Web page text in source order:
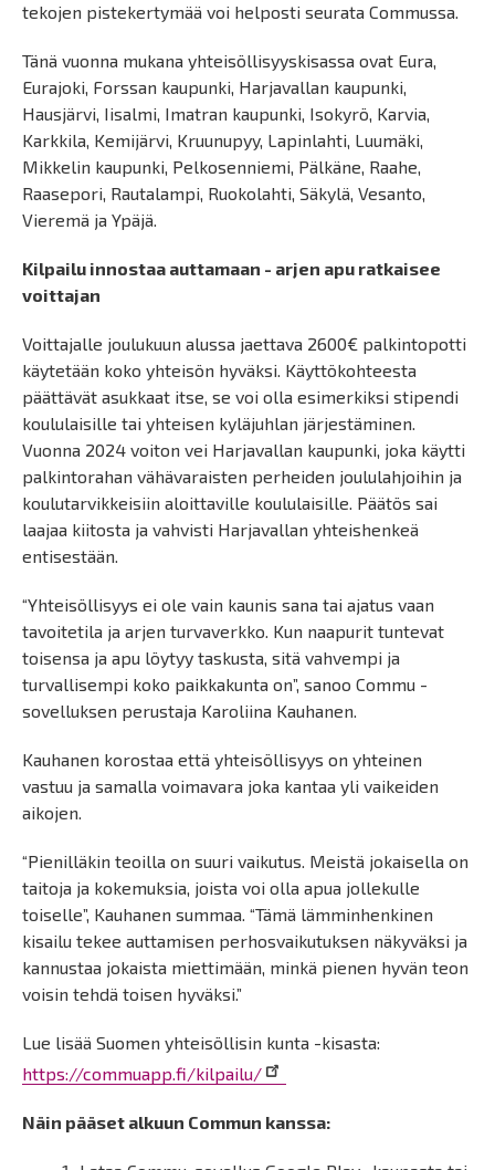
tekojen pistekertymää voi helposti seurata Commussa.
Tänä vuonna mukana yhteisöllisyyskisassa ovat Eura,
Eurajoki, Forssan kaupunki, Harjavallan kaupunki,
Hausjärvi, Iisalmi, Imatran kaupunki, Isokyrö, Karvia,
Karkkila, Kemijärvi, Kruunupyy, Lapinlahti, Luumäki,
Mikkelin kaupunki, Pelkosenniemi, Pälkäne, Raahe,
Raasepori, Rautalampi, Ruokolahti, Säkylä, Vesanto,
Vieremä ja Ypäjä.
Kilpailu innostaa auttamaan - arjen apu ratkaisee
voittajan
Voittajalle joulukuun alussa jaettava 2600€ palkintopotti
käytetään koko yhteisön hyväksi. Käyttökohteesta
päättävät asukkaat itse, se voi olla esimerkiksi stipendi
koululaisille tai yhteisen kyläjuhlan järjestäminen.
Vuonna 2024 voiton vei Harjavallan kaupunki, joka käytti
palkintorahan vähävaraisten perheiden joululahjoihin ja
koulutarvikkeisiin aloittaville koululaisille. Päätös sai
laajaa kiitosta ja vahvisti Harjavallan yhteishenkeä
entisestään.
“Yhteisöllisyys ei ole vain kaunis sana tai ajatus vaan
tavoitetila ja arjen turvaverkko. Kun naapurit tuntevat
toisensa ja apu löytyy taskusta, sitä vahvempi ja
turvallisempi koko paikkakunta on”, sanoo Commu -
sovelluksen perustaja Karoliina Kauhanen.
Kauhanen korostaa että yhteisöllisyys on yhteinen
vastuu ja samalla voimavara joka kantaa yli vaikeiden
aikojen.
“Pienilläkin teoilla on suuri vaikutus. Meistä jokaisella on
taitoja ja kokemuksia, joista voi olla apua jollekulle
toiselle”, Kauhanen summaa. “Tämä lämminhenkinen
kisailu tekee auttamisen perhosvaikutuksen näkyväksi ja
kannustaa jokaista miettimään, minkä pienen hyvän teon
voisin tehdä toisen hyväksi.”
Lue lisää Suomen yhteisöllisin kunta -kisasta:
https://commuapp.fi/kilpailu/
Näin pääset alkuun Commun kanssa: